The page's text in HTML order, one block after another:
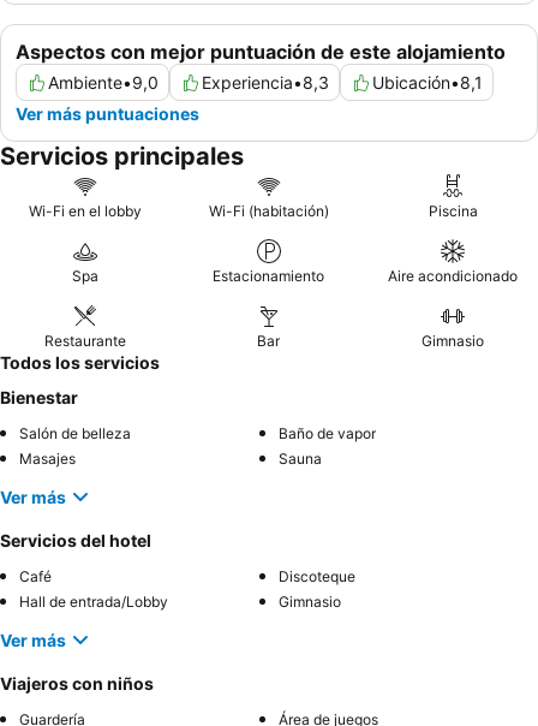
Aspectos con mejor puntuación de este alojamiento
Ambiente•9,0 Experiencia•8,3 Ubicación•8,1
Ver más puntuaciones
Servicios principales
Wi-Fi en el lobby Wi-Fi (habitación) Piscina
Spa Estacionamiento Aire acondicionado
Restaurante Bar Gimnasio
Todos los servicios
Bienestar
Salón de belleza
Baño de vapor
Masajes
Sauna
Ver más
Servicios del hotel
Café
Discoteque
Hall de entrada/Lobby
Gimnasio
Ver más
Viajeros con niños
Guardería Área de juegos